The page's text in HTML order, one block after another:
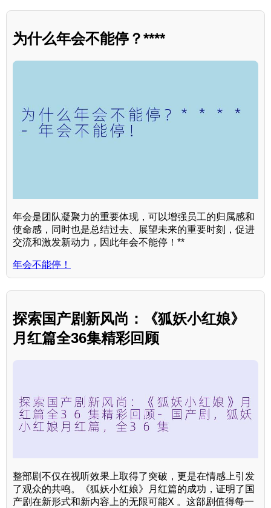
为什么年会不能停？****
年会是团队凝聚力的重要体现，可以增强员工的归属感和
使命感，同时也是总结过去、展望未来的重要时刻，促进
交流和激发新动力，因此年会不能停！**
年会不能停！
探索国产剧新风尚：《狐妖小红娘》
月红篇全36集精彩回顾
整部剧不仅在视听效果上取得了突破，更是在情感上引发
了观众的共鸣。《狐妖小红娘》月红篇的成功，证明了国
产剧在新形式和新内容上的无限可能X 。这部剧值得每一